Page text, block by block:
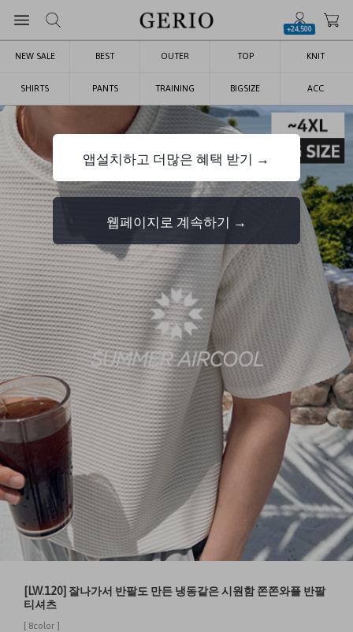
+24,500
NEW SALE BEST OUTER TOP KNIT
SHIRTS PANTS TRAINING BIGSIZE ACC
[LW.120] 잘나가서 반팔도 만든 냉동같은 시원함 쫀쫀와플 반팔
티셔츠
[ 8color ]
앱설치하고 더많은 혜택 받기 →
웹페이지로 계속하기 →